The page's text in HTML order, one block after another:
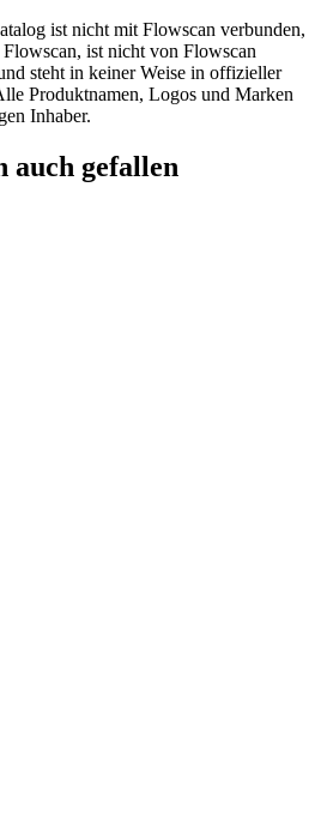
ist nicht mit Flowscan verbunden,
ist nicht von Flowscan
steht in keiner Weise in offizieller
Produktnamen, Logos und Marken
Inhaber.
auch gefallen